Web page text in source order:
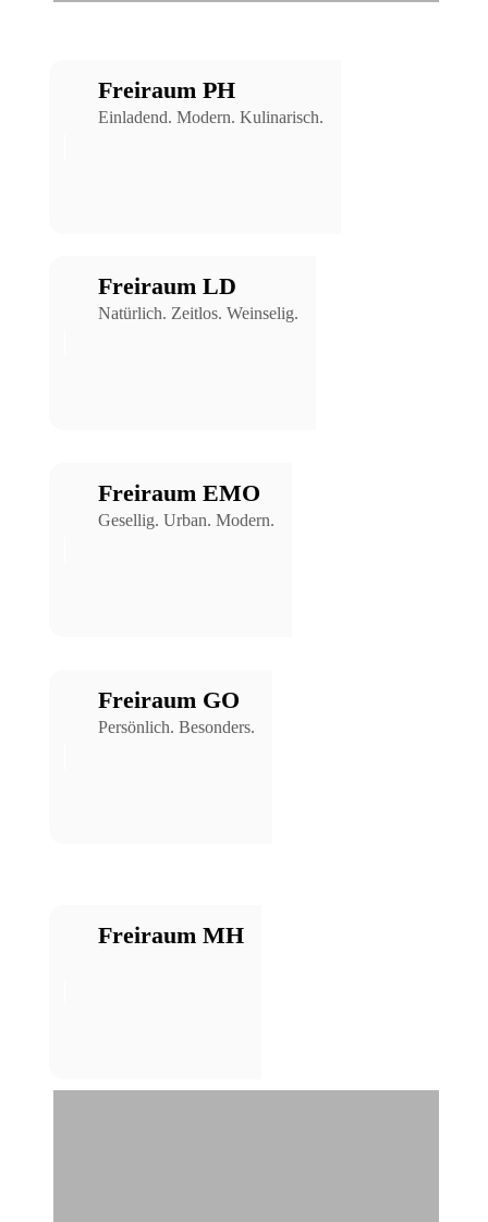
Freiraum PH
Einladend. Modern. Kulinarisch.
Freiraum LD
Natürlich. Zeitlos. Weinselig.
Freiraum EMO
Gesellig. Urban. Modern.
Freiraum GO
Persönlich. Besonders.
Freiraum MH